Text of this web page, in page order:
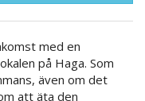
med en
på Haga. Som
även om det
att äta den